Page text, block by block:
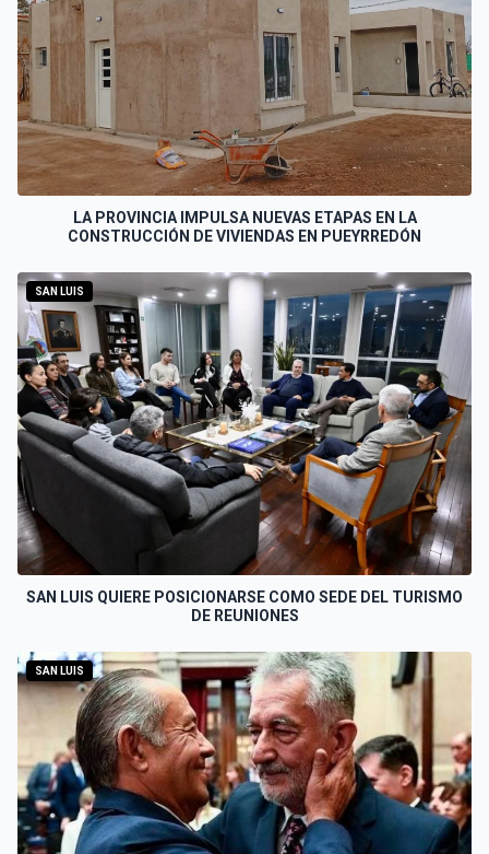
LA PROVINCIA IMPULSA NUEVAS ETAPAS EN LA
CONSTRUCCIÓN DE VIVIENDAS EN PUEYRREDÓN
SAN LUIS
SAN LUIS QUIERE POSICIONARSE COMO SEDE DEL TURISMO
DE REUNIONES
SAN LUIS